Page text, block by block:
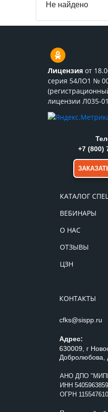
Не найдено
Лицензия от
серия 54ЛО1 №
лицензии Л035-
КАТАЛОГ
ВЕБИНАРЫ
О НАС
ОТЗЫВЫ
ЦЗН
КОНТАКТЫ
cfks@sispp.ru
Адрес:
630009, г
Добролюбова,
АНО ДПО
ИНН 5405963859
ОГРН
+7 (800)